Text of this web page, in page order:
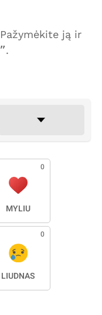
Pažymėkite ją ir
.
0
MYLIU
0
LIŪDNAS